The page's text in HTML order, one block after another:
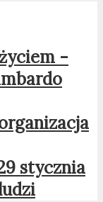
-
stycznia